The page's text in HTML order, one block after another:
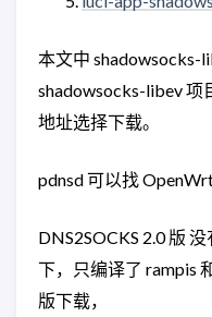
本文中 shadowsocks-
shadowsocks-libev 项
地址选择下载。
pdnsd 可以找
DNS2SOCKS 2.0 版
下，只编译了 rampis
版下载，